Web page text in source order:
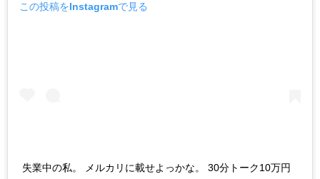
この投稿をInstagramで見る
失業中の私。 メルカリに載せよっかな。 30分トーク10万円